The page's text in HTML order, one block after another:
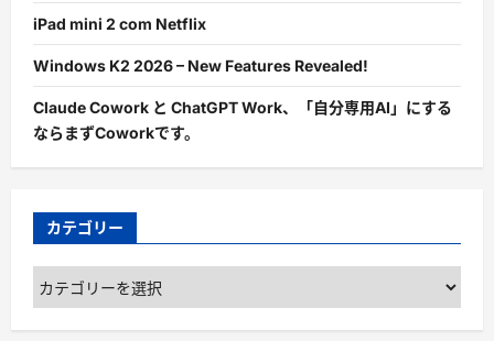
iPad mini 2 com Netflix
Windows K2 2026 – New Features Revealed!
Claude Cowork と ChatGPT Work、「自分専用AI」にする
ならまずCoworkです。
カテゴリー
カ
テ
ゴ